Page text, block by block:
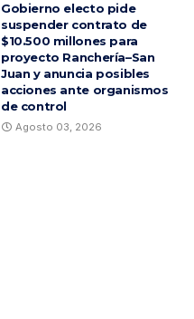
Gobierno electo pide
suspender contrato de
$10.500 millones para
proyecto Ranchería–San
Juan y anuncia posibles
acciones ante organismos
de control
Agosto 03, 2026